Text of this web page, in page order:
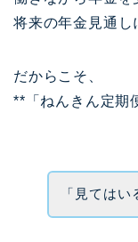
将来の年金見通し
だからこそ、
**「ねんきん定期
「見ては